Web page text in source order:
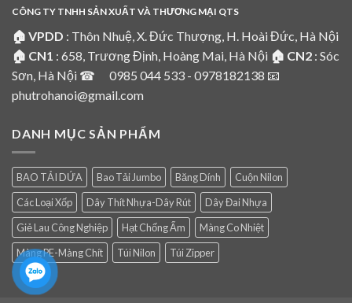
CÔNG TY TNHH SẢN XUẤT VÀ THƯƠNG MẠI QTS
🏠 VPDD : Thôn Nhuệ, X. Đức Thượng, H. Hoài Đức, Hà Nội
🏠 CN1 : 658, Trương Định, Hoàng Mai, Hà Nội 🏠 CN2 : Sóc
Sơn, Hà Nội ☎ 0985 044 533 - 0978182138 📧
phutrohanoi@gmail.com
DANH MỤC SẢN PHẨM
BAO TẢI DỨA Bao Tải Jumbo Băng Dính
Cuộn Nilon
Các Loại Xốp
Dây Thít Nhựa-Dây Rút
Dây Đai Nhựa
Giẻ Lau Công Nghiệp
Hạt Chống Ẩm
Màng Co Nhiệt
Màng PE-Màng Chít
Túi Nilon Túi Zipper